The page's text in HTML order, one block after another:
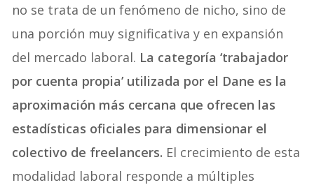
no se trata de un fenómeno de nicho, sino de
una porción muy significativa y en expansión
del mercado laboral. La categoría ‘trabajador
por cuenta propia’ utilizada por el Dane es la
aproximación más cercana que ofrecen las
estadísticas oficiales para dimensionar el
colectivo de freelancers. El crecimiento de esta
modalidad laboral responde a múltiples